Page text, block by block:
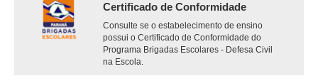
Certificado de Conformidade
Consulte se o estabelecimento de ensino
possui o Certificado de Conformidade do
Programa Brigadas Escolares - Defesa Civil
na Escola.